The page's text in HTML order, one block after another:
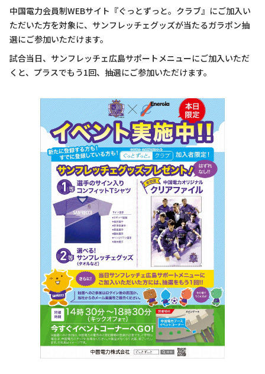
中国電力会員制WEBサイト『ぐっとずっと。クラブ』にご加入い
ただいた方を対象に、サンフレッチェグッズが当たるガラポン抽
選にご参加いただけます。
試合当日、サンフレッチェ広島サポートメニューにご加入いただ
くと、プラスでもう1回、抽選にご参加いただけます。